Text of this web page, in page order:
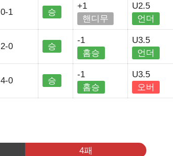
0-1 승
+1
핸디무
U2.5
언더
2-0 승
-1
홈승
U3.5
언더
4-0 승
-1
홈승
U3.5
오버
4패